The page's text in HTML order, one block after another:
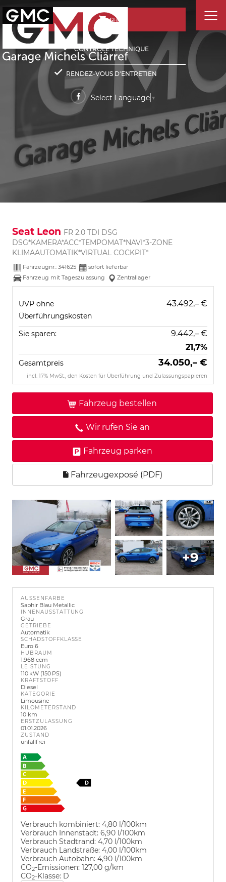
SHOP
CONTRÔLE TECHNIQUE
RENDEZ-VOUS D'ENTRETIEN
Select Language ▼
Seat Leon FR 2.0 TDI DSG
DSG*KAMERA*ACC*TEMPOMAT*NAVI*3-ZONE
KLIMAAUTOMATIK*VIRTUAL COCKPIT*
Fahrzeugnr.: 341625
sofort lieferbar
Fahrzeug mit Tageszulassung
Zentrallager
UVP ohne
Überführungskosten
43.492,– €
Sie sparen:
9.442,– €
21,7%
Gesamtpreis 34.050,– €
incl. 17% MwSt., den Kosten für Überführung und Zulassungspapieren
Fahrzeug bestellen
Wir rufen Sie an
Fahrzeug parken
Fahrzeugexposé (PDF)
+9
AUSSENFARBE
Saphir Blau Metallic
INNENAUSSTATTUNG
Grau
GETRIEBE
Automatik
SCHADSTOFFKLASSE
Euro 6
HUBRAUM
1.968 ccm
LEISTUNG
110 kW (150 PS)
KRAFTSTOFF
Diesel
KATEGORIE
Limousine
KILOMETERSTAND
10 km
ERSTZULASSUNG
01.01.2026
ZUSTAND
unfallfrei
Verbrauch kombiniert: 4,80 l/100km
Verbrauch Innenstadt: 6,90 l/100km
Verbrauch Stadtrand: 4,70 l/100km
Verbrauch Landstraße: 4,00 l/100km
Verbrauch Autobahn: 4,90 l/100km
CO2-Emissionen: 127,00 g/km
CO2-Klasse: D